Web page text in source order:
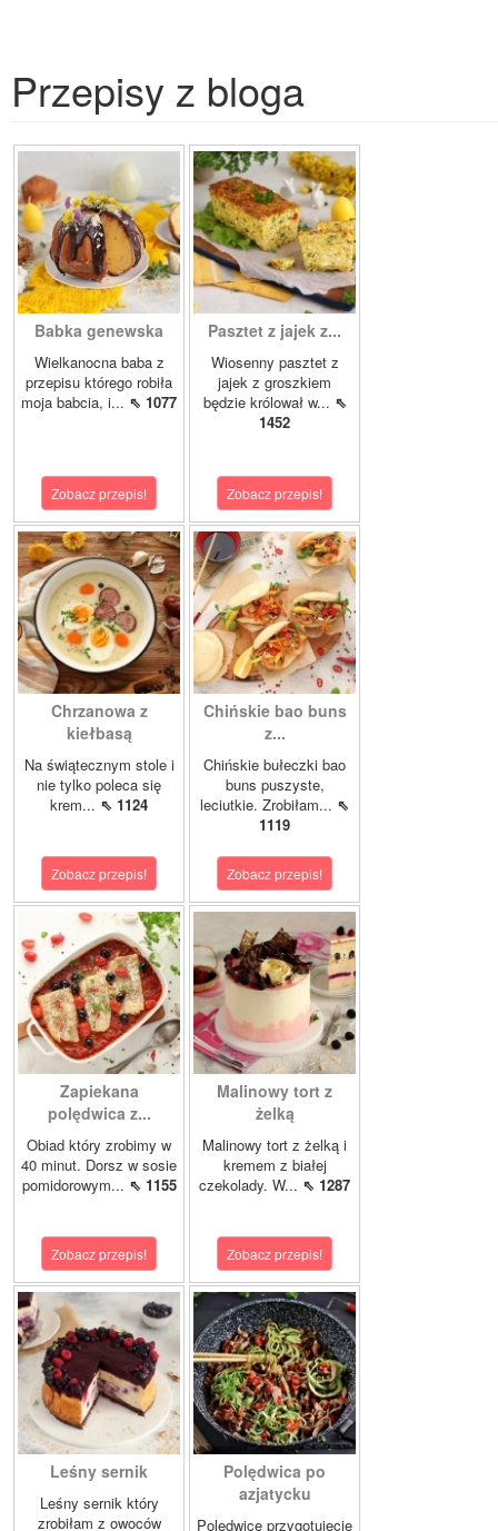
Przepisy z bloga
Babka genewska
Wielkanocna baba z
przepisu którego robiła
moja babcia, i... ⇖ 1077
Zobacz przepis!
Pasztet z jajek z...
Wiosenny pasztet z
jajek z groszkiem
będzie królował w... ⇖
1452
Zobacz przepis!
Chrzanowa z
kiełbasą
Na świątecznym stole i
nie tylko poleca się
krem... ⇖ 1124
Zobacz przepis!
Chińskie bao buns
z...
Chińskie bułeczki bao
buns puszyste,
leciutkie. Zrobiłam... ⇖
1119
Zobacz przepis!
Zapiekana
polędwica z...
Obiad który zrobimy w
40 minut. Dorsz w sosie
pomidorowym... ⇖ 1155
Zobacz przepis!
Malinowy tort z
żelką
Malinowy tort z żelką i
kremem z białej
czekolady. W... ⇖ 1287
Zobacz przepis!
Leśny sernik
Leśny sernik który
zrobiłam z owoców
Polędwica po
azjatycku
Polędwicę przygotujecie